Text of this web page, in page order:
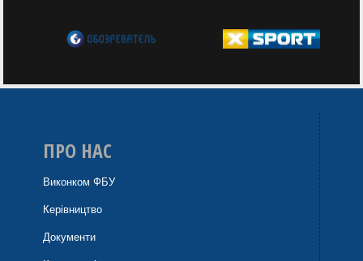
ПРО НАС
Виконком ФБУ
Керівництво
Документи